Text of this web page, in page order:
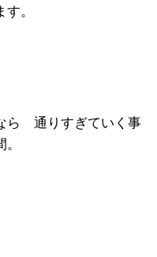
。
ら 通りすぎていく事